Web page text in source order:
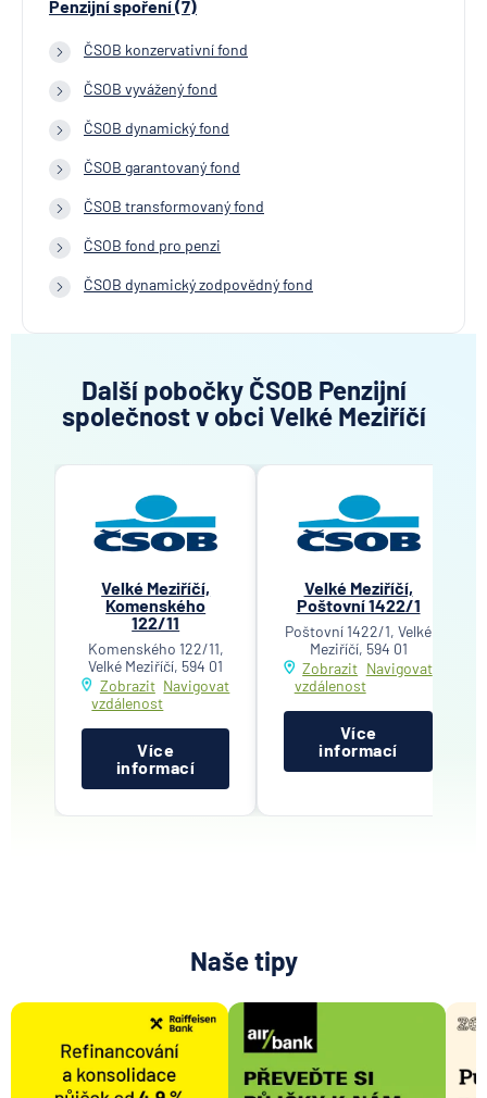
Penzijní spoření (7)
ČSOB konzervativní fond
ČSOB vyvážený fond
ČSOB dynamický fond
ČSOB garantovaný fond
ČSOB transformovaný fond
ČSOB fond pro penzi
ČSOB dynamický zodpovědný fond
Další pobočky ČSOB Penzijní
společnost v obci Velké Meziříčí
Velké Meziříčí,
Komenského
122/11
Komenského 122/11,
Velké Meziříčí, 594 01
Zobrazit
vzdálenost
Navigovat
Více
informací
Velké Meziříčí,
Poštovní 1422/1
Poštovní 1422/1, Velké
Meziříčí, 594 01
Zobrazit
vzdálenost
Navigovat
Více
informací
Naše tipy